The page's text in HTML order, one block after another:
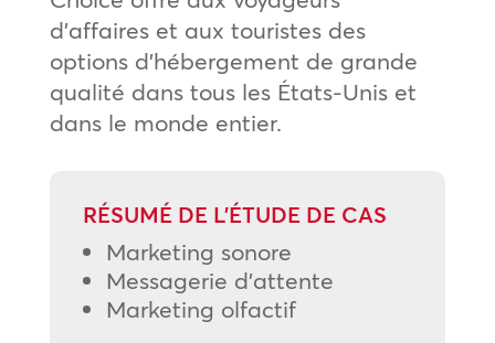
d’affaires et aux touristes des
options d’hébergement de grande
qualité dans tous les États-Unis et
dans le monde entier.
RÉSUMÉ DE L’ÉTUDE DE CAS
Marketing sonore
Messagerie d’attente
Marketing olfactif